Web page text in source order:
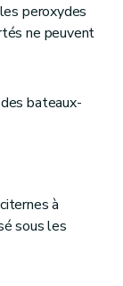
peroxydes
ne peuvent
bateaux-
à
sous les